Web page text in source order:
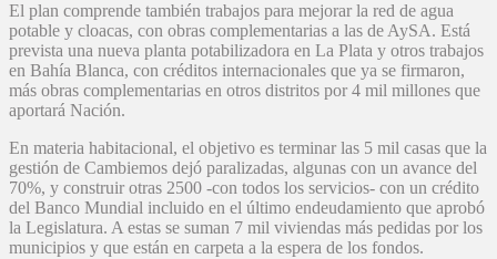
El plan comprende también trabajos para mejorar la red de agua
potable y cloacas, con obras complementarias a las de AySA. Está
prevista una nueva planta potabilizadora en La Plata y otros trabajos
en Bahía Blanca, con créditos internacionales que ya se firmaron,
más obras complementarias en otros distritos por 4 mil millones que
aportará Nación.
En materia habitacional, el objetivo es terminar las 5 mil casas que la
gestión de Cambiemos dejó paralizadas, algunas con un avance del
70%, y construir otras 2500 -con todos los servicios- con un crédito
del Banco Mundial incluido en el último endeudamiento que aprobó
la Legislatura. A estas se suman 7 mil viviendas más pedidas por los
municipios y que están en carpeta a la espera de los fondos.